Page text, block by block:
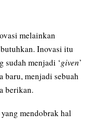
melainkan
Inovasi itu
sudah menjadi ‘given’
baru, menjadi sebuah
berikan.
mendobrak hal